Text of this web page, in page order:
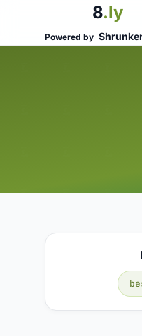
8.ly
Powered by